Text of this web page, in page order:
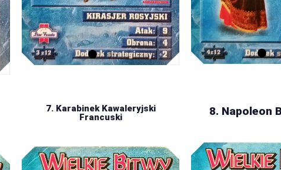
7. Karabinek Kawaleryjski
Francuski
8. Napoleon